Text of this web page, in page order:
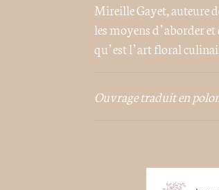
Mireille Gayet, auteure
les moyens d’aborder
qu’est l’art floral
Ouvrage traduit en